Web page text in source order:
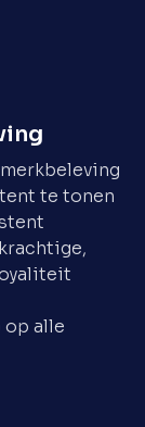
te tonen
op alle